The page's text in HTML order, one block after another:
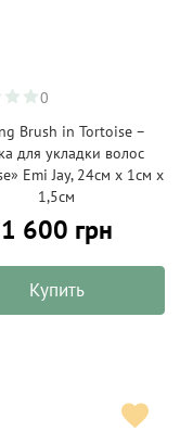
0
Brush in Tortoise –
для укладки волос
Emi Jay, 24см х 1см х
1,5см
1 600 грн
Купить